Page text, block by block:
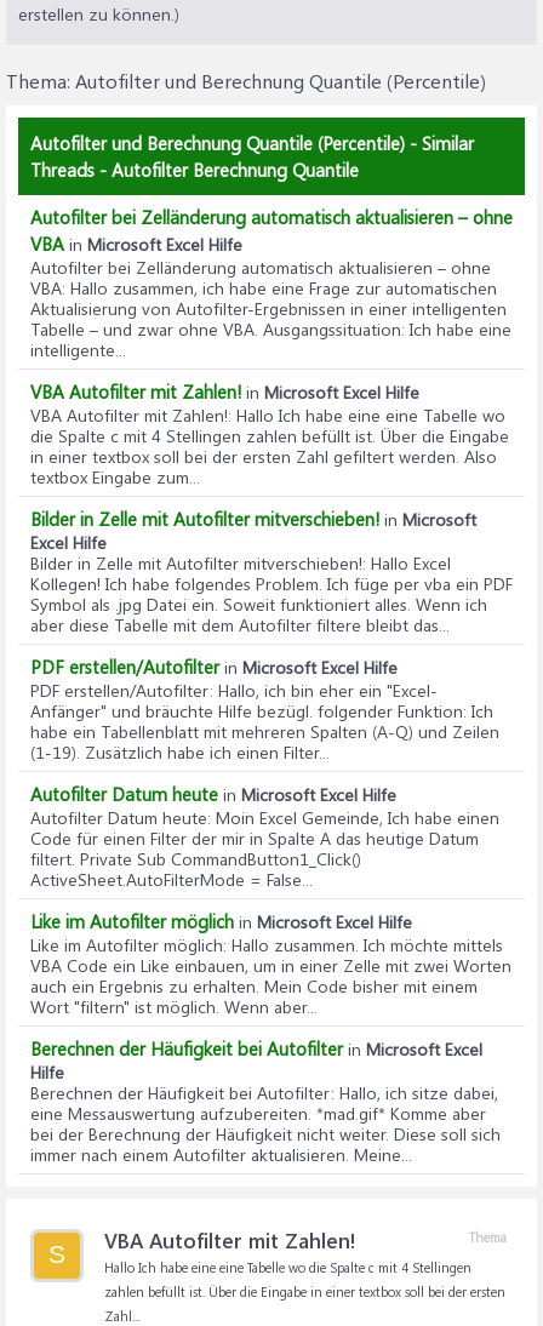
erstellen zu können.)
Thema: Autofilter und Berechnung Quantile (Percentile)
Autofilter und Berechnung Quantile (Percentile) - Similar
Threads - Autofilter Berechnung Quantile
Autofilter bei Zelländerung automatisch aktualisieren – ohne
VBA in Microsoft Excel Hilfe
Autofilter bei Zelländerung automatisch aktualisieren – ohne
VBA: Hallo zusammen, ich habe eine Frage zur automatischen
Aktualisierung von Autofilter-Ergebnissen in einer intelligenten
Tabelle – und zwar ohne VBA. Ausgangssituation: Ich habe eine
intelligente...
VBA Autofilter mit Zahlen! in Microsoft Excel Hilfe
VBA Autofilter mit Zahlen!: Hallo Ich habe eine eine Tabelle wo
die Spalte c mit 4 Stellingen zahlen befüllt ist. Über die Eingabe
in einer textbox soll bei der ersten Zahl gefiltert werden. Also
textbox Eingabe zum...
Bilder in Zelle mit Autofilter mitverschieben! in Microsoft
Excel Hilfe
Bilder in Zelle mit Autofilter mitverschieben!: Hallo Excel
Kollegen! Ich habe folgendes Problem. Ich füge per vba ein PDF
Symbol als .jpg Datei ein. Soweit funktioniert alles. Wenn ich
aber diese Tabelle mit dem Autofilter filtere bleibt das...
PDF erstellen/Autofilterin Microsoft Excel Hilfe
PDF erstellen/Autofilter: Hallo, ich bin eher ein "Excel-
Anfänger" und bräuchte Hilfe bezügl. folgender Funktion: Ich
habe ein Tabellenblatt mit mehreren Spalten (A-Q) und Zeilen
(1-19). Zusätzlich habe ich einen Filter...
Autofilter Datum heute in Microsoft Excel Hilfe
Autofilter Datum heute: Moin Excel Gemeinde, Ich habe einen
Code für einen Filter der mir in Spalte A das heutige Datum
filtert. Private Sub CommandButton1_Click()
ActiveSheet.AutoFilterMode = False...
Like im Autofilter möglich in Microsoft Excel Hilfe
Like im Autofilter möglich: Hallo zusammen. Ich möchte mittels
VBA Code ein Like einbauen, um in einer Zelle mit zwei Worten
auch ein Ergebnis zu erhalten. Mein Code bisher mit einem
Wort "filtern" ist möglich. Wenn aber...
Berechnen der Häufigkeit bei Autofilterin Microsoft Excel
Hilfe
Berechnen der Häufigkeit bei Autofilter: Hallo, ich sitze dabei,
eine Messauswertung aufzubereiten. *mad.gif* Komme aber
bei der Berechnung der Häufigkeit nicht weiter. Diese soll sich
immer nach einem Autofilter aktualisieren. Meine...
S
Thema
VBA Autofilter mit Zahlen!
Hallo Ich habe eine eine Tabelle wo die Spalte c mit 4 Stellingen
zahlen befüllt ist. Über die Eingabe in einer textbox soll bei der ersten
Zahl...